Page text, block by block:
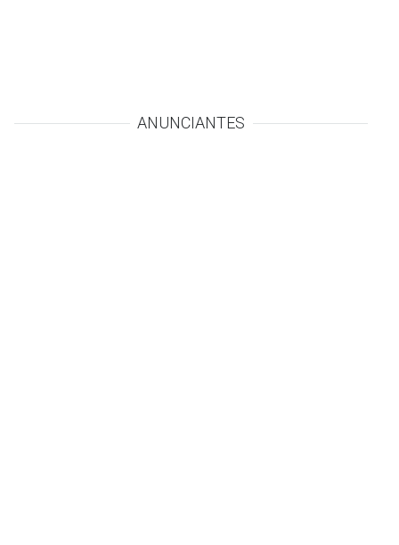
ANUNCIANTES